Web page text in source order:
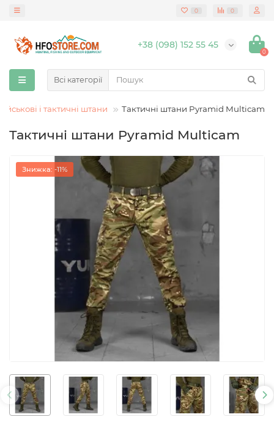
0 0
+38 (098) 152 55 45
0
Всі категорії
і тактичні штани Тактичні штани Pyramid Multicam
Тактичні штани Pyramid Multicam
Знижка: -11%